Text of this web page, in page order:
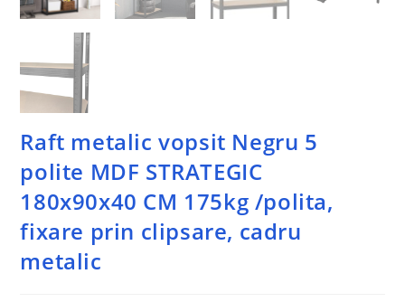
Raft metalic vopsit Negru 5
polite MDF STRATEGIC
180x90x40 CM 175kg /polita,
fixare prin clipsare, cadru
metalic